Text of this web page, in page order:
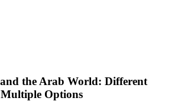
the Arab World: Different
Multiple Options